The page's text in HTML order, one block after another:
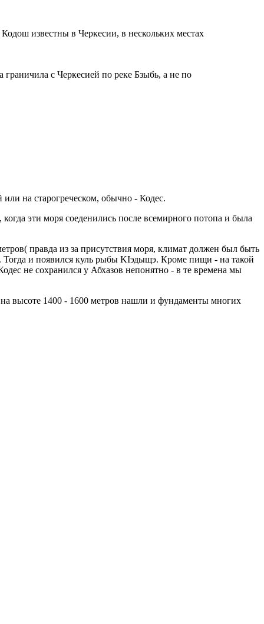
известны в Черкесии, в нескольких местах
с Черкесией по реке Бзыбь, а не по
на старогреческом, обычно - Кодес.
эти моря соеденились после всемирного потопа и была
правда из за присутствия моря, климат должен был быть
Тогда и появился куль рыбы KIэдыщэ. Кроме пищи - на такой
не сохранился у Абхазов непонятно - в те времена мы
1600 метров нашли и фундаменты многих